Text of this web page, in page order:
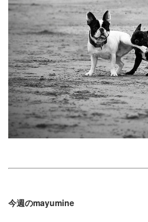
今週のmayumine